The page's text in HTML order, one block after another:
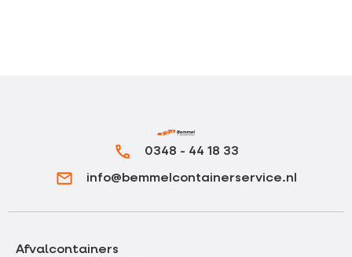
0348 - 44 18 33
info@bemmelcontainerservice.nl
Afvalcontainers